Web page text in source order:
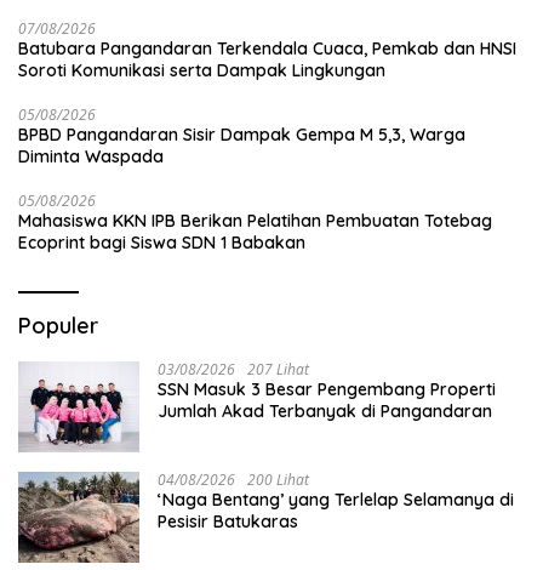
07/08/2026
Batubara Pangandaran Terkendala Cuaca, Pemkab dan HNSI
Soroti Komunikasi serta Dampak Lingkungan
05/08/2026
BPBD Pangandaran Sisir Dampak Gempa M 5,3, Warga
Diminta Waspada
05/08/2026
Mahasiswa KKN IPB Berikan Pelatihan Pembuatan Totebag
Ecoprint bagi Siswa SDN 1 Babakan
Populer
03/08/2026 207 Lihat
SSN Masuk 3 Besar Pengembang Properti
Jumlah Akad Terbanyak di Pangandaran
04/08/2026 200 Lihat
‘Naga Bentang’ yang Terlelap Selamanya di
Pesisir Batukaras